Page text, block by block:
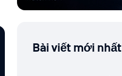
Bài viết mới nhất